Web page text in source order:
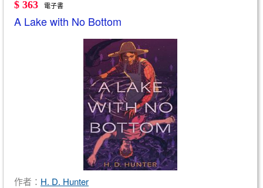
$ 363 電子書
A Lake with No Bottom
作者： H. D. Hunter